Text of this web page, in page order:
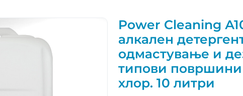
Power Cleaning
алкален
одмастување и
типови површини
хлор. 10 литри